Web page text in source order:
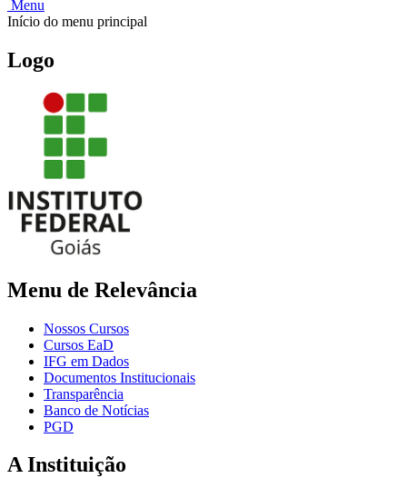
Menu
Início do menu principal
Logo
Menu de Relevância
Nossos Cursos
Cursos EaD
IFG em Dados
Documentos Institucionais
Transparência
Banco de Notícias
PGD
A Instituição